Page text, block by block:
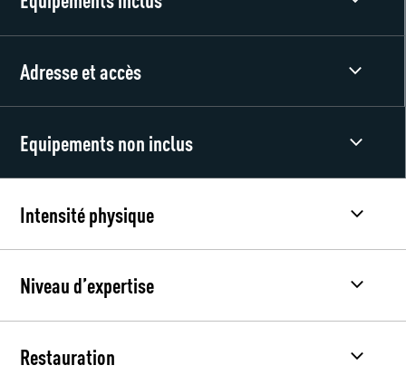
Adresse et accès
Equipements non inclus
Intensité physique
Niveau d’expertise
Restauration